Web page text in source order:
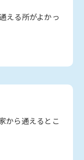
える所がよかっ
から通えるとこ